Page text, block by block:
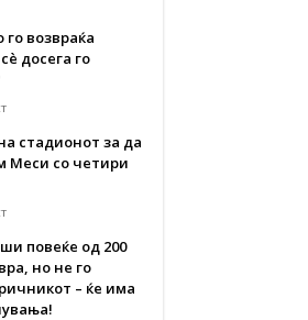
возвраќа
досега го
стадионот за да
Меси со четири
повеќе од 200
но не го
– ќе има